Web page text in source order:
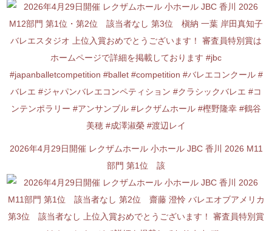
2026年4月29日開催 レクザムホール 小ホール JBC 香川 2026 M11
部門 第1位 該